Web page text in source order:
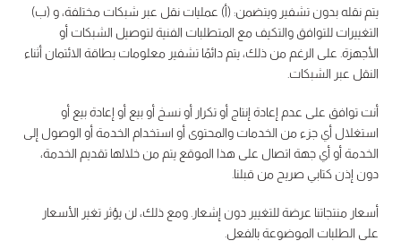
يتم نقله بدون تشفير ويتضمن: (أ) عمليات نقل عبر شبكات مختلفة، و (ب)
التغييرات للتوافق والتكيف مع المتطلبات الفنية لتوصيل الشبكات أو
الأجهزة. على الرغم من ذلك، يتم دائمًا تشفير معلومات بطاقة الائتمان أثناء
النقل عبر الشبكات.
أنت توافق على عدم إعادة إنتاج أو تكرار أو نسخ أو بيع أو إعادة بيع أو
استغلال أي جزء من الخدمات والمحتوى أو استخدام الخدمة أو الوصول إلى
الخدمة أو أي جهة اتصال على هذا الموقع يتم من خلالها تقديم الخدمة،
دون إذن كتابي صريح من قبلنا.
أسعار منتجاتنا عرضة للتغيير دون إشعار. ومع ذلك، لن يؤثر تغير الأسعار
على الطلبات الموضوعة بالفعل.